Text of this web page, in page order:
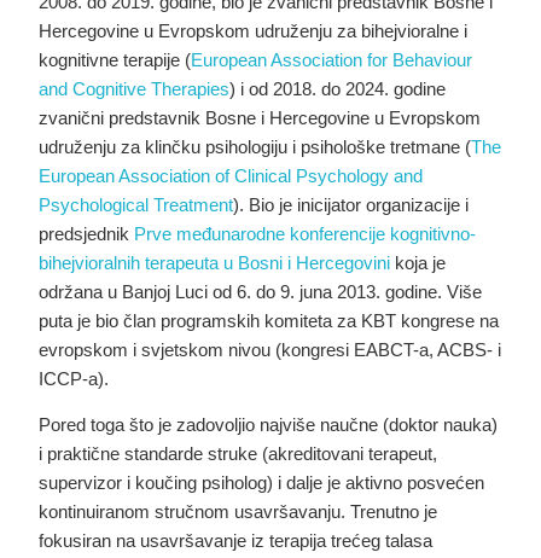
Hercegovine u Evropskom udruženju za bihejvioralne i
kognitivne terapije (European Association for Behaviour
and Cognitive Therapies) i od 2018. do 2024. godine
zvanični predstavnik Bosne i Hercegovine u Evropskom
udruženju za klinčku psihologiju i psihološke tretmane (The
European Association of Clinical Psychology and
Psychological Treatment). Bio je inicijator organizacije i
predsjednik Prve međunarodne konferencije kognitivno-
bihejvioralnih terapeuta u Bosni i Hercegovini koja je
održana u Banjoj Luci od 6. do 9. juna 2013. godine. Više
puta je bio član programskih komiteta za KBT kongrese na
evropskom i svjetskom nivou (kongresi EABCT-a, ACBS- i
ICCP-a).
Pored toga što je zadovoljio najviše naučne (doktor nauka)
i praktične standarde struke (akreditovani terapeut,
supervizor i koučing psiholog) i dalje je aktivno posvećen
kontinuiranom stručnom usavršavanju. Trenutno je
fokusiran na usavršavanje iz terapija trećeg talasa